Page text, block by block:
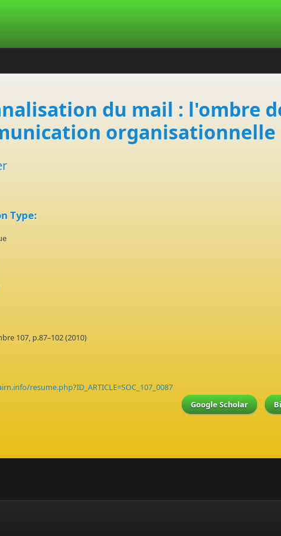
du mail : l'ombre
organisationnelle
Type:
107, p.87–102 (2010)
resume.php?ID_ARTICLE=SOC_107_0087
Google Scholar